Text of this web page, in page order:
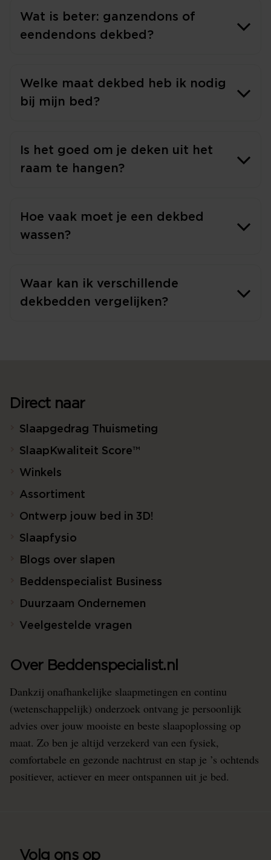
Wat is beter: ganzendons of
eendendons dekbed?
Welke maat dekbed heb ik nodig
bij mijn bed?
Is het goed om je deken uit het
raam te hangen?
Hoe vaak moet je een dekbed
wassen?
Waar kan ik verschillende
dekbedden vergelijken?
Direct naar
Slaapgedrag Thuismeting
SlaapKwaliteit Score™
Winkels
Assortiment
Ontwerp jouw bed in 3D!
Slaapfysio
Blogs over slapen
Beddenspecialist Business
Duurzaam Ondernemen
Veelgestelde vragen
Over Beddenspecialist.nl
Dankzij onafhankelijke slaapmetingen en continu
(wetenschappelijk) onderzoek ontvang je persoonlijk
advies over jouw mooiste en beste slaapoplossing op
maat. Zo ben je altijd verzekerd van een fysiek,
comfortabele en gezonde nachtrust en stap je ’s ochtends
positiever, actiever en meer ontspannen uit je bed.
Volg ons op